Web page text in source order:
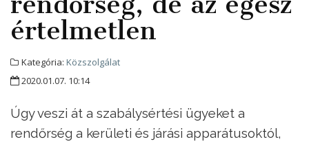
értelmetlen
Kategória: Közszolgálat
2020.01.07. 10:14
Úgy veszi át a szabálysértési ügyeket a
rendőrség a kerületi és járási apparátusoktól,